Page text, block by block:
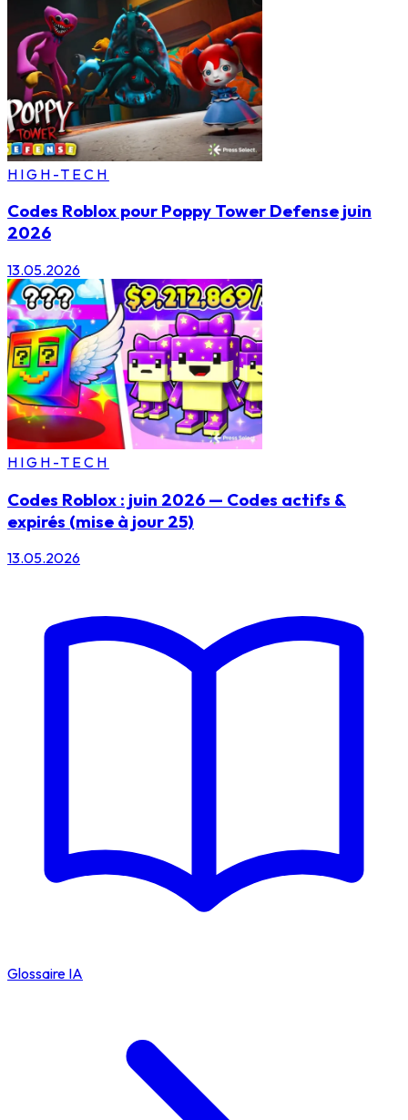
HIGH-TECH
Codes Roblox pour Poppy Tower Defense juin
2026
13.05.2026
HIGH-TECH
Codes Roblox : juin 2026 — Codes actifs &
expirés (mise à jour 25)
13.05.2026
Glossaire IA